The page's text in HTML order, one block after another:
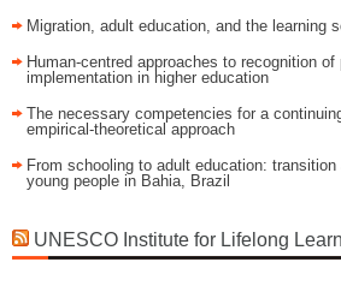
Migration, adult education, and the learning
Human-centred approaches to recognition
implementation in higher education
The necessary competencies for a
empirical-theoretical approach
From schooling to adult education:
young people in Bahia, Brazil
UNESCO Institute for Lifelong